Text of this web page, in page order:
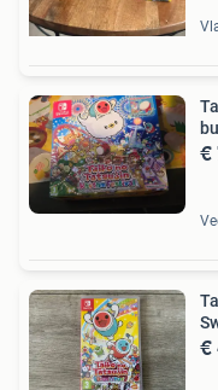
€
€